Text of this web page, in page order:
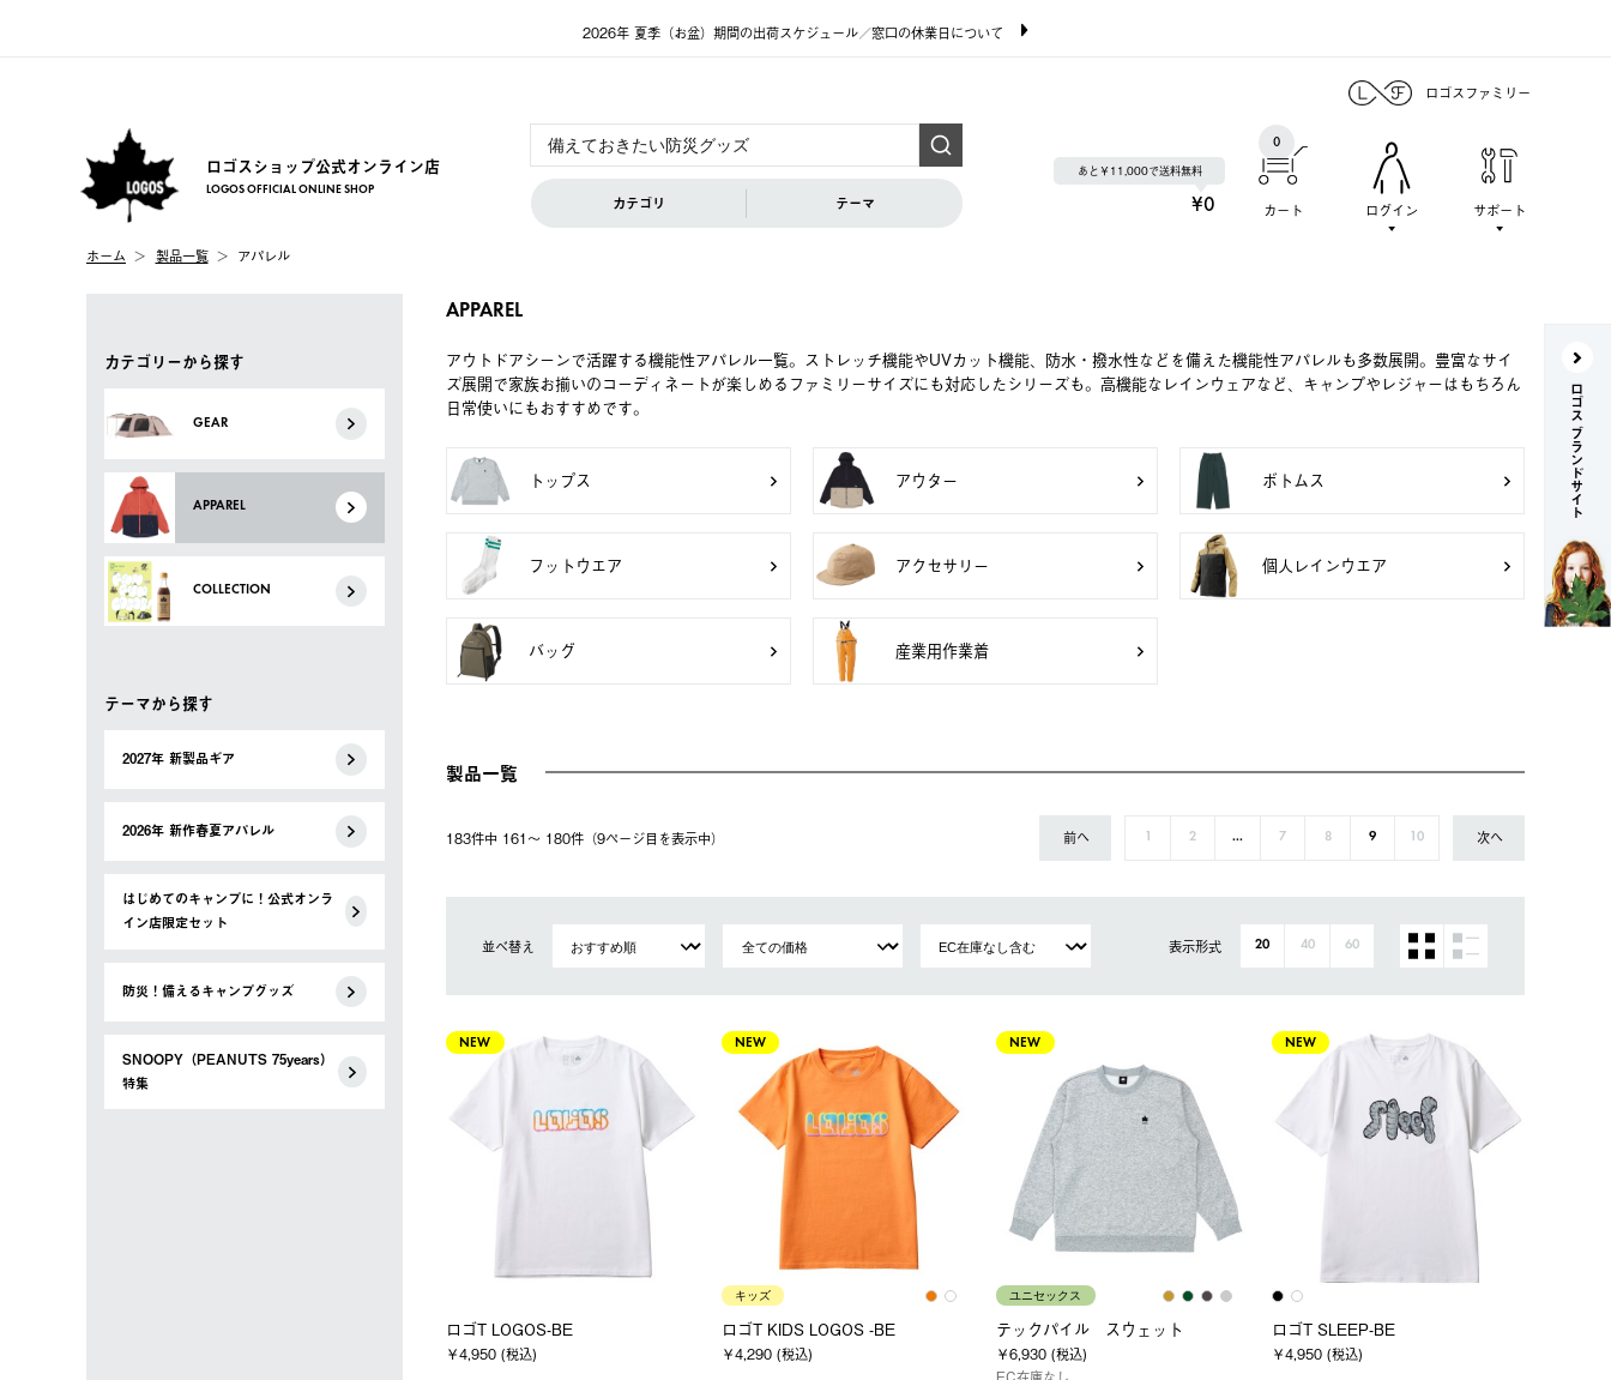
2026年 夏季（お盆）期間の出荷スケジュール／窓口の休業日について
ロゴスファミリー
ロゴスショップ公式オンライン店
LOGOS OFFICIAL ONLINE SHOP
カテゴリ テーマ
あと￥11,000で送料無料
¥0 カート
0
ログイン サポート
ホーム 製品一覧 アパレル
カテゴリーから探す
GEAR
APPAREL
COLLECTION
テーマから探す
2027年 新製品ギア
2026年 新作春夏アパレル
はじめてのキャンプに！公式オンラ
イン店限定セット
防災！備えるキャンプグッズ
SNOOPY（PEANUTS 75years）
特集
APPAREL
アウトドアシーンで活躍する機能性アパレル一覧。ストレッチ機能やUVカット機能、防水・撥水性などを備えた機能性アパレルも多数展開。豊富なサイ
ズ展開で家族お揃いのコーディネートが楽しめるファミリーサイズにも対応したシリーズも。高機能なレインウェアなど、キャンプやレジャーはもちろん
日常使いにもおすすめです。
トップス アウター ボトムス
フットウエア アクセサリー 個人レインウエア
バッグ 産業用作業着
製品一覧
183件中 161〜 180件（9ページ⽬を表⽰中） 前へ 1 2 ... 7 8 9 10 次へ
並べ替え 表示形式 20 40 60
NEW
ロゴT LOGOS-BE
￥4,950 (税込)
NEW
キッズ
ロゴT KIDS LOGOS -BE
￥4,290 (税込)
NEW
ユニセックス
テックパイル スウェット
￥6,930 (税込)
NEW
ロゴT SLEEP-BE
￥4,950 (税込)
ロゴス ブランドサイト